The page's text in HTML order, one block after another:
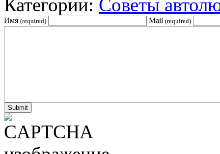
Категории: Советы
Имя (required) Mail (required)